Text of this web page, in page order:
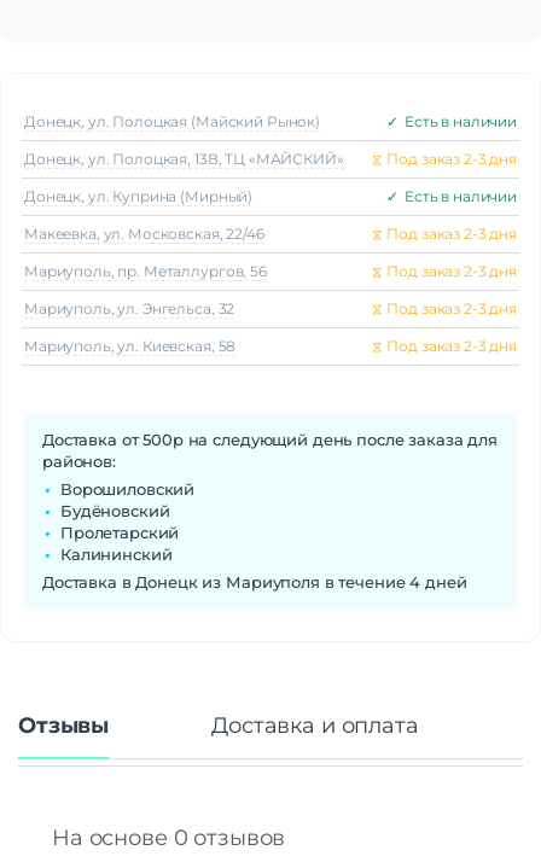
Донецк, ул. Полоцкая (Майский Рынок) ✓ Есть в наличии
Донецк, ул. Полоцкая, 13В, ТЦ «МАЙСКИЙ» ⧖ Под заказ 2-3 дня
Донецк, ул. Куприна (Мирный) ✓ Есть в наличии
Макеeвка, ул. Московская, 22/46 ⧖ Под заказ 2-3 дня
Мариуполь, пр. Металлургов, 56 ⧖ Под заказ 2-3 дня
Мариуполь, ул. Энгельса, 32 ⧖ Под заказ 2-3 дня
Мариуполь, ул. Киевская, 58 ⧖ Под заказ 2-3 дня
Доставка от 500р на следующий день после заказа для
районов:
Ворошиловский
Будёновский
Пролетарский
Калининский
Доставка в Донецк из Мариуполя в течение 4 дней
Отзывы Доставка и оплата
На основе 0 отзывов